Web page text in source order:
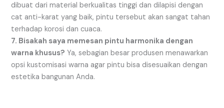
dibuat dari material berkualitas tinggi dan dilapisi dengan
cat anti-karat yang baik, pintu tersebut akan sangat tahan
terhadap korosi dan cuaca.
7. Bisakah saya memesan pintu harmonika dengan
warna khusus? Ya, sebagian besar produsen menawarkan
opsi kustomisasi warna agar pintu bisa disesuaikan dengan
estetika bangunan Anda.